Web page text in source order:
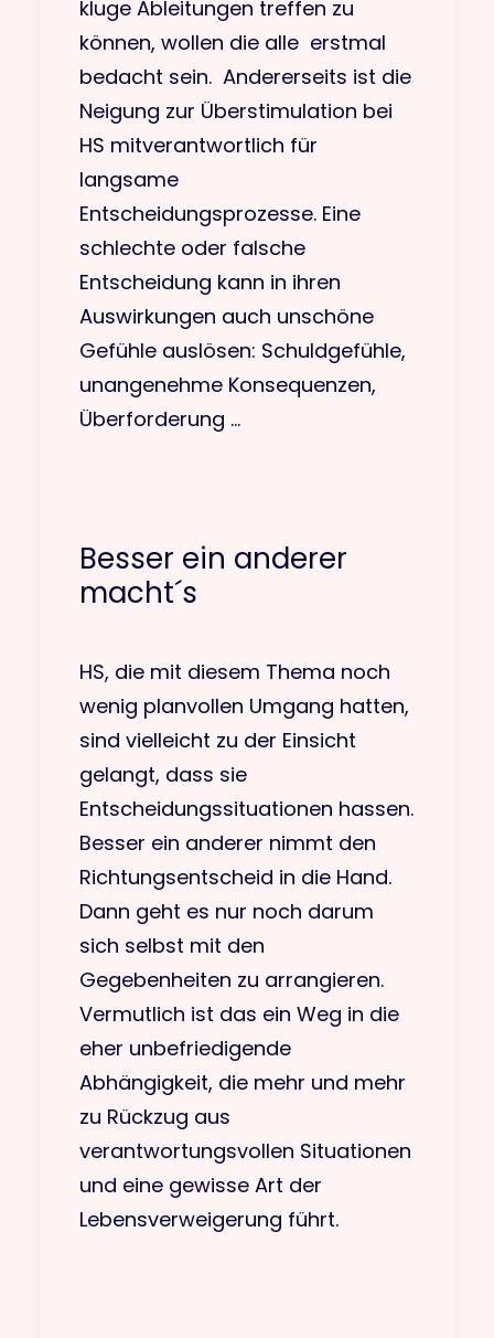
kluge Ableitungen treffen zu
können, wollen die alle erstmal
bedacht sein. Andererseits ist die
Neigung zur Überstimulation bei
HS mitverantwortlich für
langsame
Entscheidungsprozesse. Eine
schlechte oder falsche
Entscheidung kann in ihren
Auswirkungen auch unschöne
Gefühle auslösen: Schuldgefühle,
unangenehme Konsequenzen,
Überforderung …
Besser ein anderer
macht´s
HS, die mit diesem Thema noch
wenig planvollen Umgang hatten,
sind vielleicht zu der Einsicht
gelangt, dass sie
Entscheidungssituationen hassen.
Besser ein anderer nimmt den
Richtungsentscheid in die Hand.
Dann geht es nur noch darum
sich selbst mit den
Gegebenheiten zu arrangieren.
Vermutlich ist das ein Weg in die
eher unbefriedigende
Abhängigkeit, die mehr und mehr
zu Rückzug aus
verantwortungsvollen Situationen
und eine gewisse Art der
Lebensverweigerung führt.